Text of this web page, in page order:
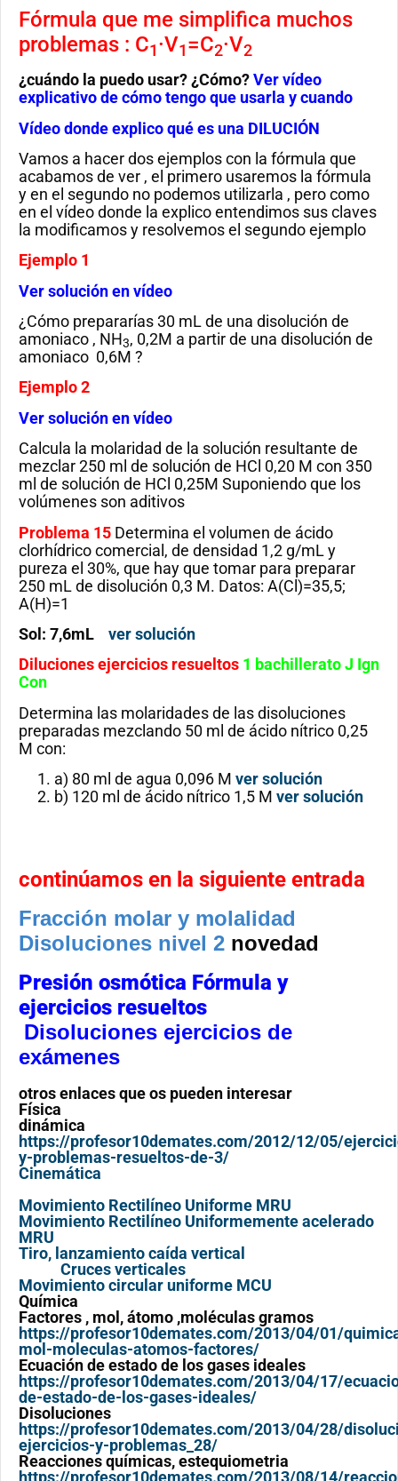
Fórmula que me simplifica muchos
problemas : C1·V1=C2·V2
¿cuándo la puedo usar? ¿Cómo?Ver vídeo
explicativo de cómo tengo que usarla y cuando
Vídeo donde explico qué es una DILUCIÓN
Vamos a hacer dos ejemplos con la fórmula que
acabamos de ver , el primero usaremos la fórmula
y en el segundo no podemos utilizarla , pero como
en el vídeo donde la explico entendimos sus claves
la modificamos y resolvemos el segundo ejemplo
Ejemplo 1
Ver solución en vídeo
¿Cómo prepararías 30 mL de una disolución de
amoniaco , NH3, 0,2M a partir de una disolución de
amoniaco 0,6M ?
Ejemplo 2
Ver solución en vídeo
Calcula la molaridad de la solución resultante de
mezclar 250 ml de solución de HCl 0,20 M con 350
ml de solución de HCl 0,25M Suponiendo que los
volúmenes son aditivos
Problema 15 Determina el volumen de ácido
clorhídrico comercial, de densidad 1,2 g/mL y
pureza el 30%, que hay que tomar para preparar
250 mL de disolución 0,3 M. Datos: A(Cl)=35,5;
A(H)=1
Sol: 7,6mL ver solución
Diluciones ejercicios resueltos 1 bachillerato J Ign
Con
Determina las molaridades de las disoluciones
preparadas mezclando 50 ml de ácido nítrico 0,25
M con:
a) 80 ml de agua 0,096 M ver solución
b) 120 ml de ácido nítrico 1,5 M ver solución
continúamos en la siguiente entrada
Fracción molar y molalidad
Disoluciones nivel 2 novedad
Presión osmótica Fórmula y
ejercicios resueltos
Disoluciones ejercicios de
exámenes
otros enlaces que os pueden interesar
Física
dinámica
https://profesor10demates.com/2012/12/05/
y-problemas-resueltos-de-3/
Cinemática
Movimiento Rectilíneo Uniforme MRU
Movimiento Rectilíneo Uniformemente acelerado
MRU
Tiro, lanzamiento caída vertical
Cruces verticales
Movimiento circular uniforme MCU
Química
Factores , mol, átomo ,moléculas gramos
https://profesor10demates.com/2013/04/01/
mol-moleculas-atomos-factores/
Ecuación de estado de los gases ideales
https://profesor10demates.com/2013/04/17/
de-estado-de-los-gases-ideales/
Disoluciones
https://profesor10demates.com/2013/04/28/
ejercicios-y-problemas_28/
Reacciones químicas, estequiometria
https://profesor10demates.com/2013/08/14/